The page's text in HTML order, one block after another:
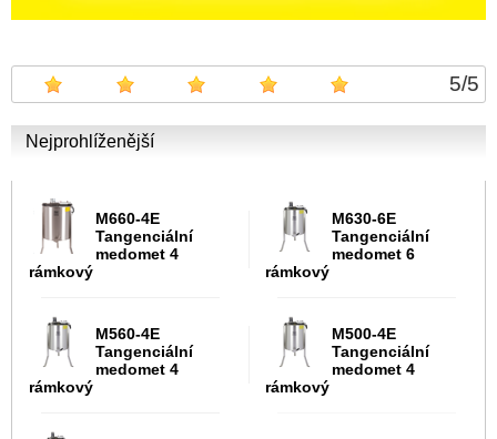
5/5
Nejprohlíženější
M660-4E
Tangenciální
medomet 4
rámkový
M630-6E
Tangenciální
medomet 6
rámkový
M560-4E
Tangenciální
medomet 4
rámkový
M500-4E
Tangenciální
medomet 4
rámkový